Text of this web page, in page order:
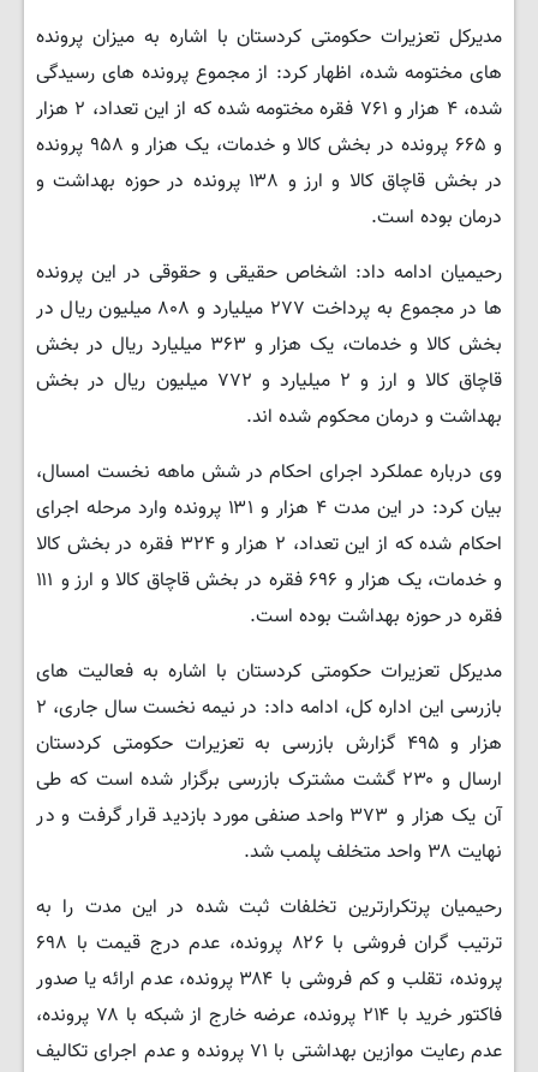
مدیرکل تعزیرات حکومتی کردستان با اشاره به میزان پرونده
های مختومه شده، اظهار کرد: از مجموع پرونده های رسیدگی
شده، ۴ هزار و ۷۶۱ فقره مختومه شده که از این تعداد، ۲ هزار
و ۶۶۵ پرونده در بخش کالا و خدمات، یک هزار و ۹۵۸ پرونده
در بخش قاچاق کالا و ارز و ۱۳۸ پرونده در حوزه بهداشت و
درمان بوده است.
رحیمیان ادامه داد: اشخاص حقیقی و حقوقی در این پرونده
ها در مجموع به پرداخت ۲۷۷ میلیارد و ۸۰۸ میلیون ریال در
بخش کالا و خدمات، یک هزار و ۳۶۳ میلیارد ریال در بخش
قاچاق کالا و ارز و ۲ میلیارد و ۷۷۲ میلیون ریال در بخش
بهداشت و درمان محکوم شده اند.
وی درباره عملکرد اجرای احکام در شش ماهه نخست امسال،
بیان کرد: در این مدت ۴ هزار و ۱۳۱ پرونده وارد مرحله اجرای
احکام شده که از این تعداد، ۲ هزار و ۳۲۴ فقره در بخش کالا
و خدمات، یک هزار و ۶۹۶ فقره در بخش قاچاق کالا و ارز و ۱۱۱
فقره در حوزه بهداشت بوده است.
مدیرکل تعزیرات حکومتی کردستان با اشاره به فعالیت های
بازرسی این اداره کل، ادامه داد: در نیمه نخست سال جاری، ۲
هزار و ۴۹۵ گزارش بازرسی به تعزیرات حکومتی کردستان
ارسال و ۲۳۰ گشت مشترک بازرسی برگزار شده است که طی
آن یک هزار و ۳۷۳ واحد صنفی مورد بازدید قرار گرفت و در
نهایت ۳۸ واحد متخلف پلمب شد.
رحیمیان پرتکرارترین تخلفات ثبت شده در این مدت را به
ترتیب گران فروشی با ۸۲۶ پرونده، عدم درج قیمت با ۶۹۸
پرونده، تقلب و کم فروشی با ۳۸۴ پرونده، عدم ارائه یا صدور
فاکتور خرید با ۲۱۴ پرونده، عرضه خارج از شبکه با ۷۸ پرونده،
عدم رعایت موازین بهداشتی با ۷۱ پرونده و عدم اجرای تکالیف